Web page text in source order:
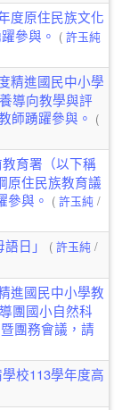
度原住民族文化
參與。 ( 許玉純
精進國民中小學
導向教學與評
師踴躍參與。 (
育署（以下稱
原住民族教育議
參與。 ( 許玉純 /
日」 ( 許玉純 /
進國民中小學教
團國小自然科
團務會議，請
校113學年度高